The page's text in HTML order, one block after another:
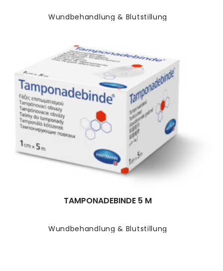
Wundbehandlung & Blutstillung
Wundbehandlung & Blutstillung
TAMPONADEBINDE 5 M